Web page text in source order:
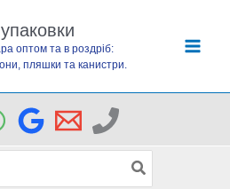
оптом та в роздріб:
пляшки та канистри.